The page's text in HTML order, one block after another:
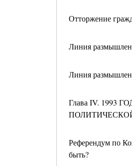
Отторжение
Линия
Линия
Глава IV. 1993
Референдум по
быть?